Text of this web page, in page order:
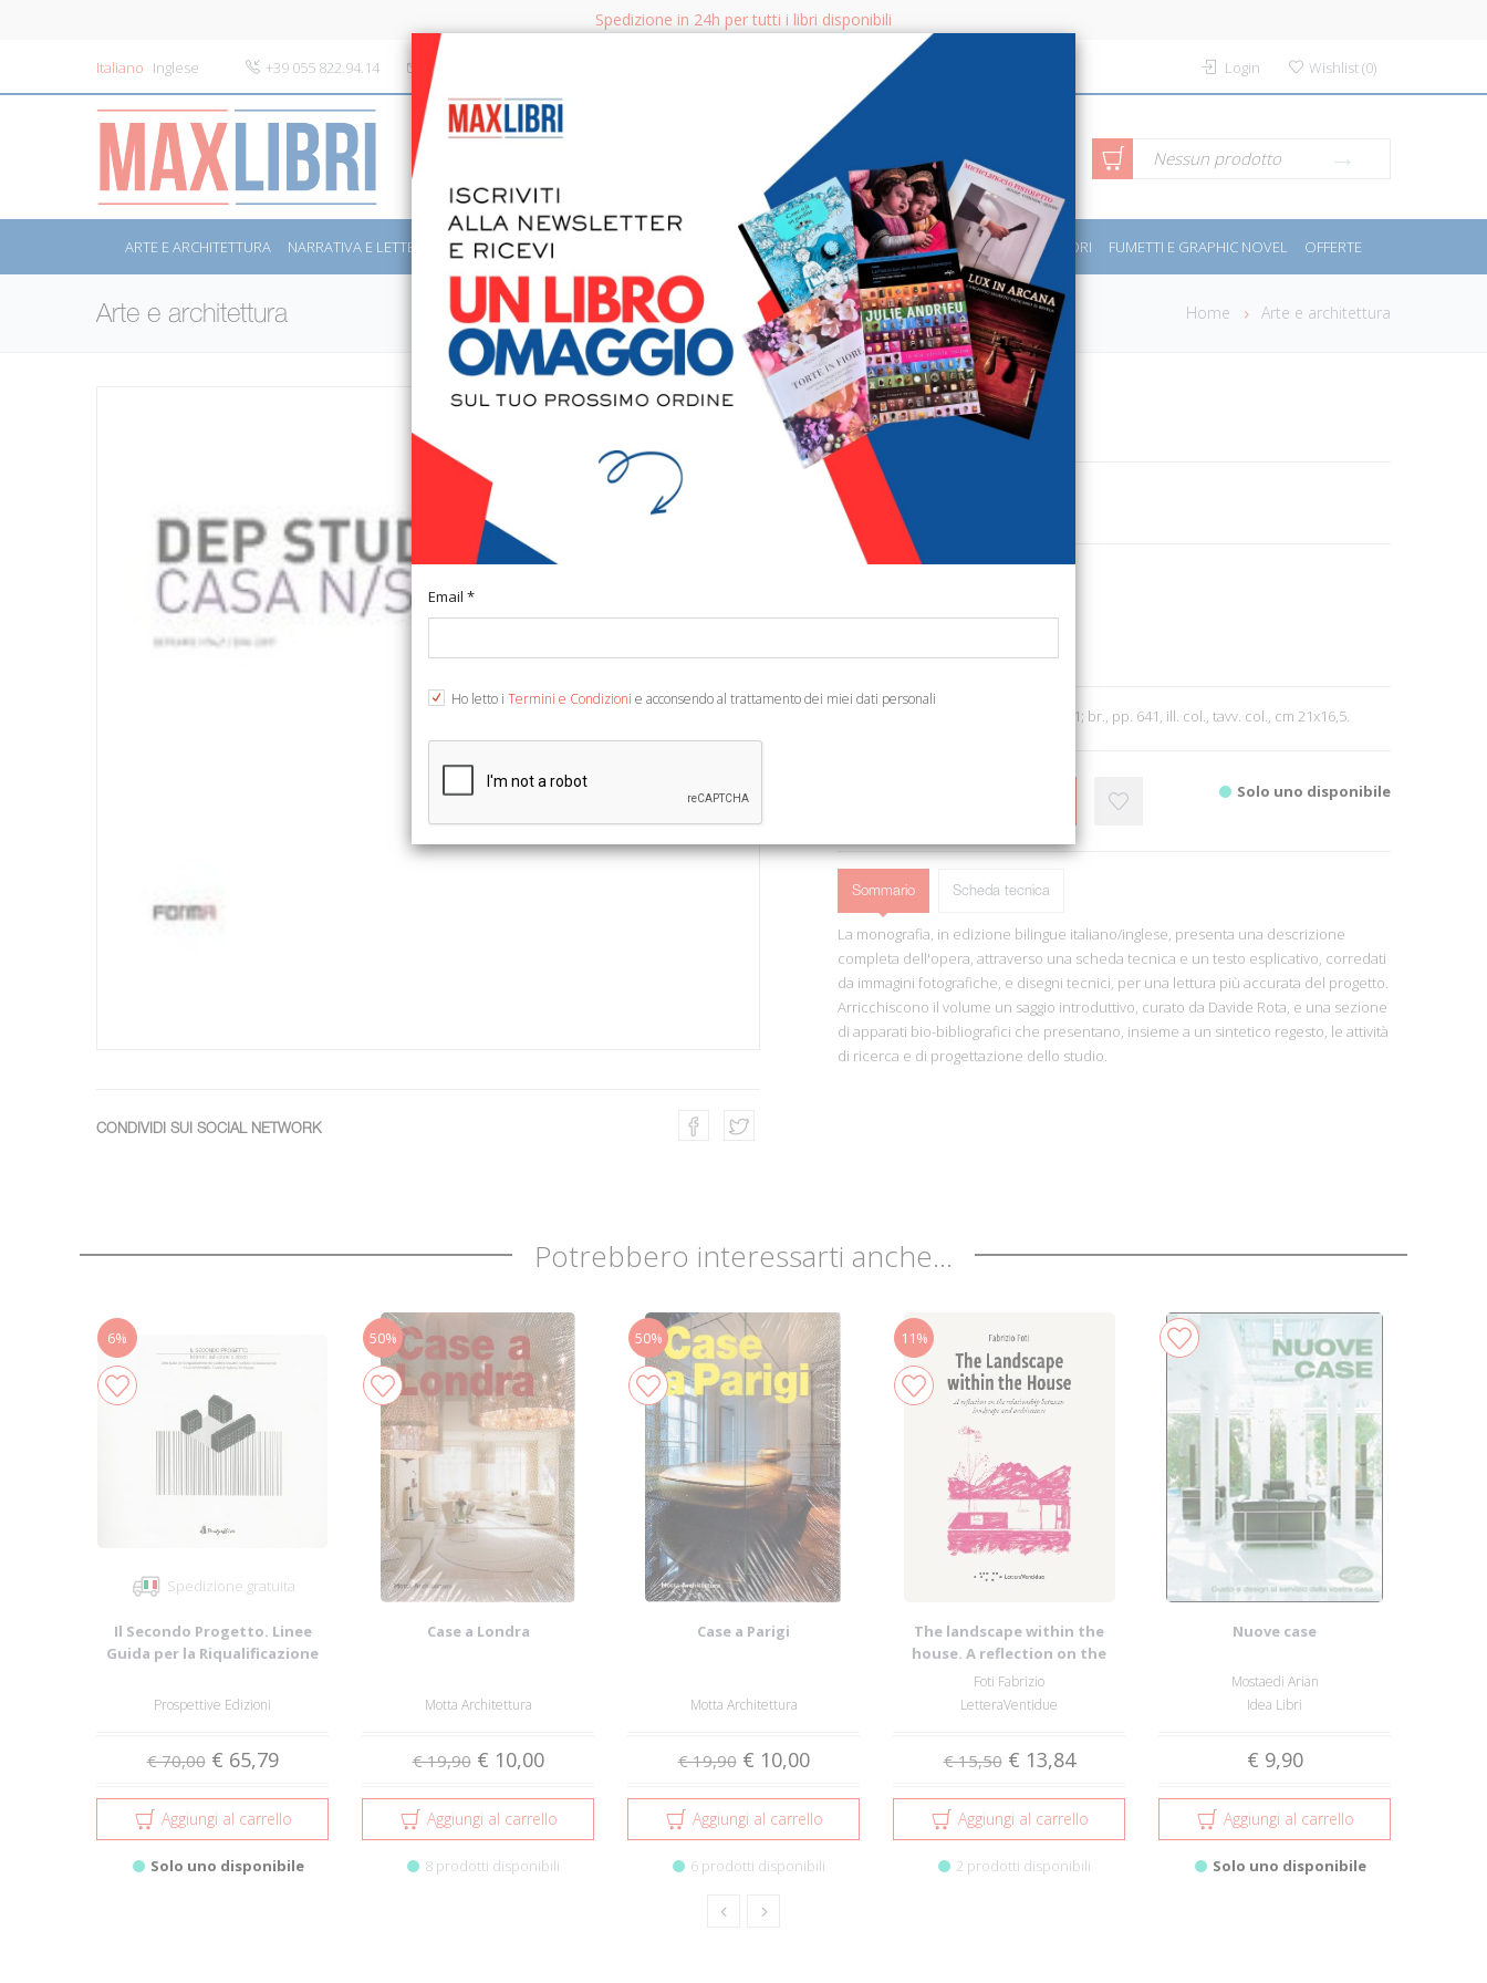
Spedizione in 24h per tutti i libri disponibili
Italiano Inglese +39 055 822.94.14 info@maxlibri.it Login Wishlist(0)
CERCA Ricerca avanzata Nessun prodotto
ARTE E ARCHITETTURA NARRATIVA E LETTERATURA SAGGISTICA LIBRI PER BAMBINI E RAGAZZI MANUALI - GUIDE - CORSI SPORT E MOTORI FUMETTI E GRAPHIC NOVEL OFFERTE
Arte e architettura Home Arte e architettura
CONDIVIDI SUI SOCIAL NETWORK
Dep studio. Casa
€ 10,00
Ean13: 9788896780183
Testo Italiano e Inglese. Firenze, 2011; br., pp. 641, ill. col., tavv. col., cm 21x16,5.
Solo uno disponibile
Sommario Scheda tecnica
La monografia, in edizione bilingue italiano/inglese, presenta una descrizione
completa dell'opera, attraverso una scheda tecnica e un testo esplicativo, corredati
da immagini fotografiche, e disegni tecnici, per una lettura più accurata del progetto.
Arricchiscono il volume un saggio introduttivo, curato da Davide Rota, e una sezione
di apparati bio-bibliografici che presentano, insieme a un sintetico regesto, le attività
di ricerca e di progettazione dello studio.
Potrebbero interessarti anche...
6%
Spedizione gratuita
Il Secondo Progetto. Linee
Guida per la Riqualificazione
Prospettive Edizioni
€ 70,00 € 65,79
Aggiungi al carrello
Solo uno disponibile
50%
Case a Londra
Motta Architettura
€ 19,90 € 10,00
Aggiungi al carrello
8 prodotti disponibili
50%
Case a Parigi
Motta Architettura
€ 19,90 € 10,00
Aggiungi al carrello
6 prodotti disponibili
11%
The landscape within the
house. A reflection on the
relationship ...
Foti Fabrizio
LetteraVentidue
€ 15,50 € 13,84
Aggiungi al carrello
2 prodotti disponibili
Nuove case
Mostaedi Arian
Idea Libri
€ 9,90
Aggiungi al carrello
Solo uno disponibile
Email *
Ho letto i Termini e Condizioni e acconsendo al trattamento dei miei dati personali